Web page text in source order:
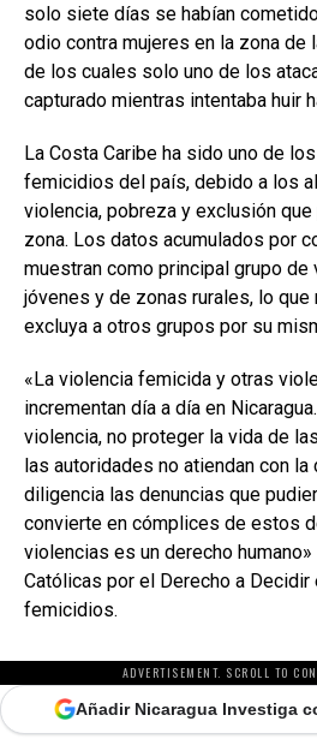
solo siete días se habían
odio contra mujeres en la zona de
de los cuales solo uno de los
capturado mientras intentaba huir
La Costa Caribe ha sido uno de
femicidios del país, debido a los
violencia, pobreza y exclusión
zona. Los datos acumulados por
muestran como principal grupo
jóvenes y de zonas rurales, lo que
excluya a otros grupos por su
«La violencia femicida y otras
incrementan día a día en
violencia, no proteger la vida de
las autoridades no atiendan con
diligencia las denuncias que
convierte en cómplices de estos
violencias es un derecho
Católicas por el Derecho a
femicidios.
ADVERTISEMENT. SCROLL TO
Añadir Nicaragua Investiga